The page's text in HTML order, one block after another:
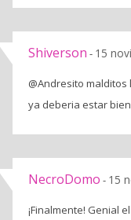
Shiverson - 15
@Andresito
ya deberia estar
NecroDomo - 15
¡Finalmente! Genial